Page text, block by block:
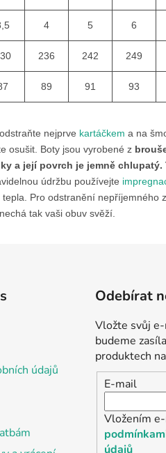
4 5 6
236 242 249
89 91 93
nejprve kartáčkem a na
osušit. Boty jsou vyrobené z
a její povrch je jemně
údržbu používejte
Pro odstranění nepříjemného
tak vaši obuv svěží.
údajů
Odebírat
Vložte svůj
budeme
produktech
E-mail
Vložením
údajů